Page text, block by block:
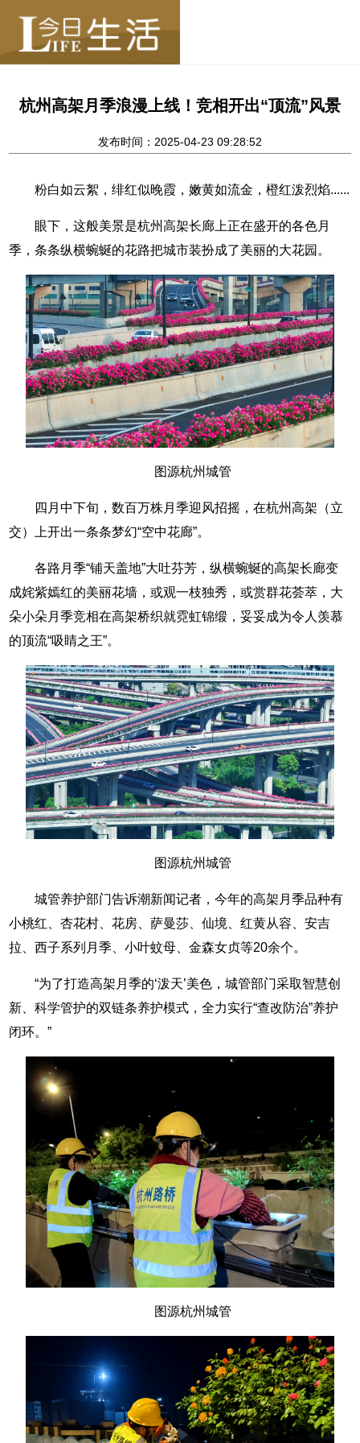
杭州高架月季浪漫上线！竞相开出“顶流”风景
发布时间：2025-04-23 09:28:52
粉白如云絮，绯红似晚霞，嫩黄如流金，橙红泼烈焰......
眼下，这般美景是杭州高架长廊上正在盛开的各色月
季，条条纵横蜿蜒的花路把城市装扮成了美丽的大花园。
图源杭州城管
四月中下旬，数百万株月季迎风招摇，在杭州高架（立
交）上开出一条条梦幻“空中花廊”。
各路月季“铺天盖地”大吐芬芳，纵横蜿蜒的高架长廊变
成姹紫嫣红的美丽花墙，或观一枝独秀，或赏群花荟萃，大
朵小朵月季竞相在高架桥织就霓虹锦缎，妥妥成为令人羡慕
的顶流“吸睛之王”。
图源杭州城管
城管养护部门告诉潮新闻记者，今年的高架月季品种有
小桃红、杏花村、花房、萨曼莎、仙境、红黄从容、安吉
拉、西子系列月季、小叶蚊母、金森女贞等20余个。
“为了打造高架月季的‘泼天’美色，城管部门采取智慧创
新、科学管护的双链条养护模式，全力实行“查改防治”养护
闭环。”
图源杭州城管